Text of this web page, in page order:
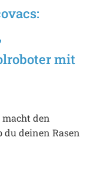
mit
den
deinen Rasen